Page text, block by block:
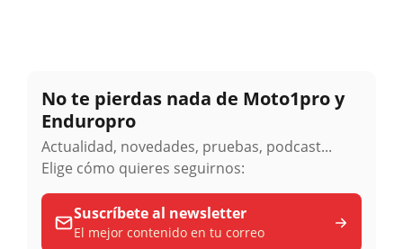
No te pierdas nada de Moto1pro y
Enduropro
Actualidad, novedades, pruebas, podcast...
Elige cómo quieres seguirnos:
Suscríbete al newsletter
El mejor contenido en tu correo